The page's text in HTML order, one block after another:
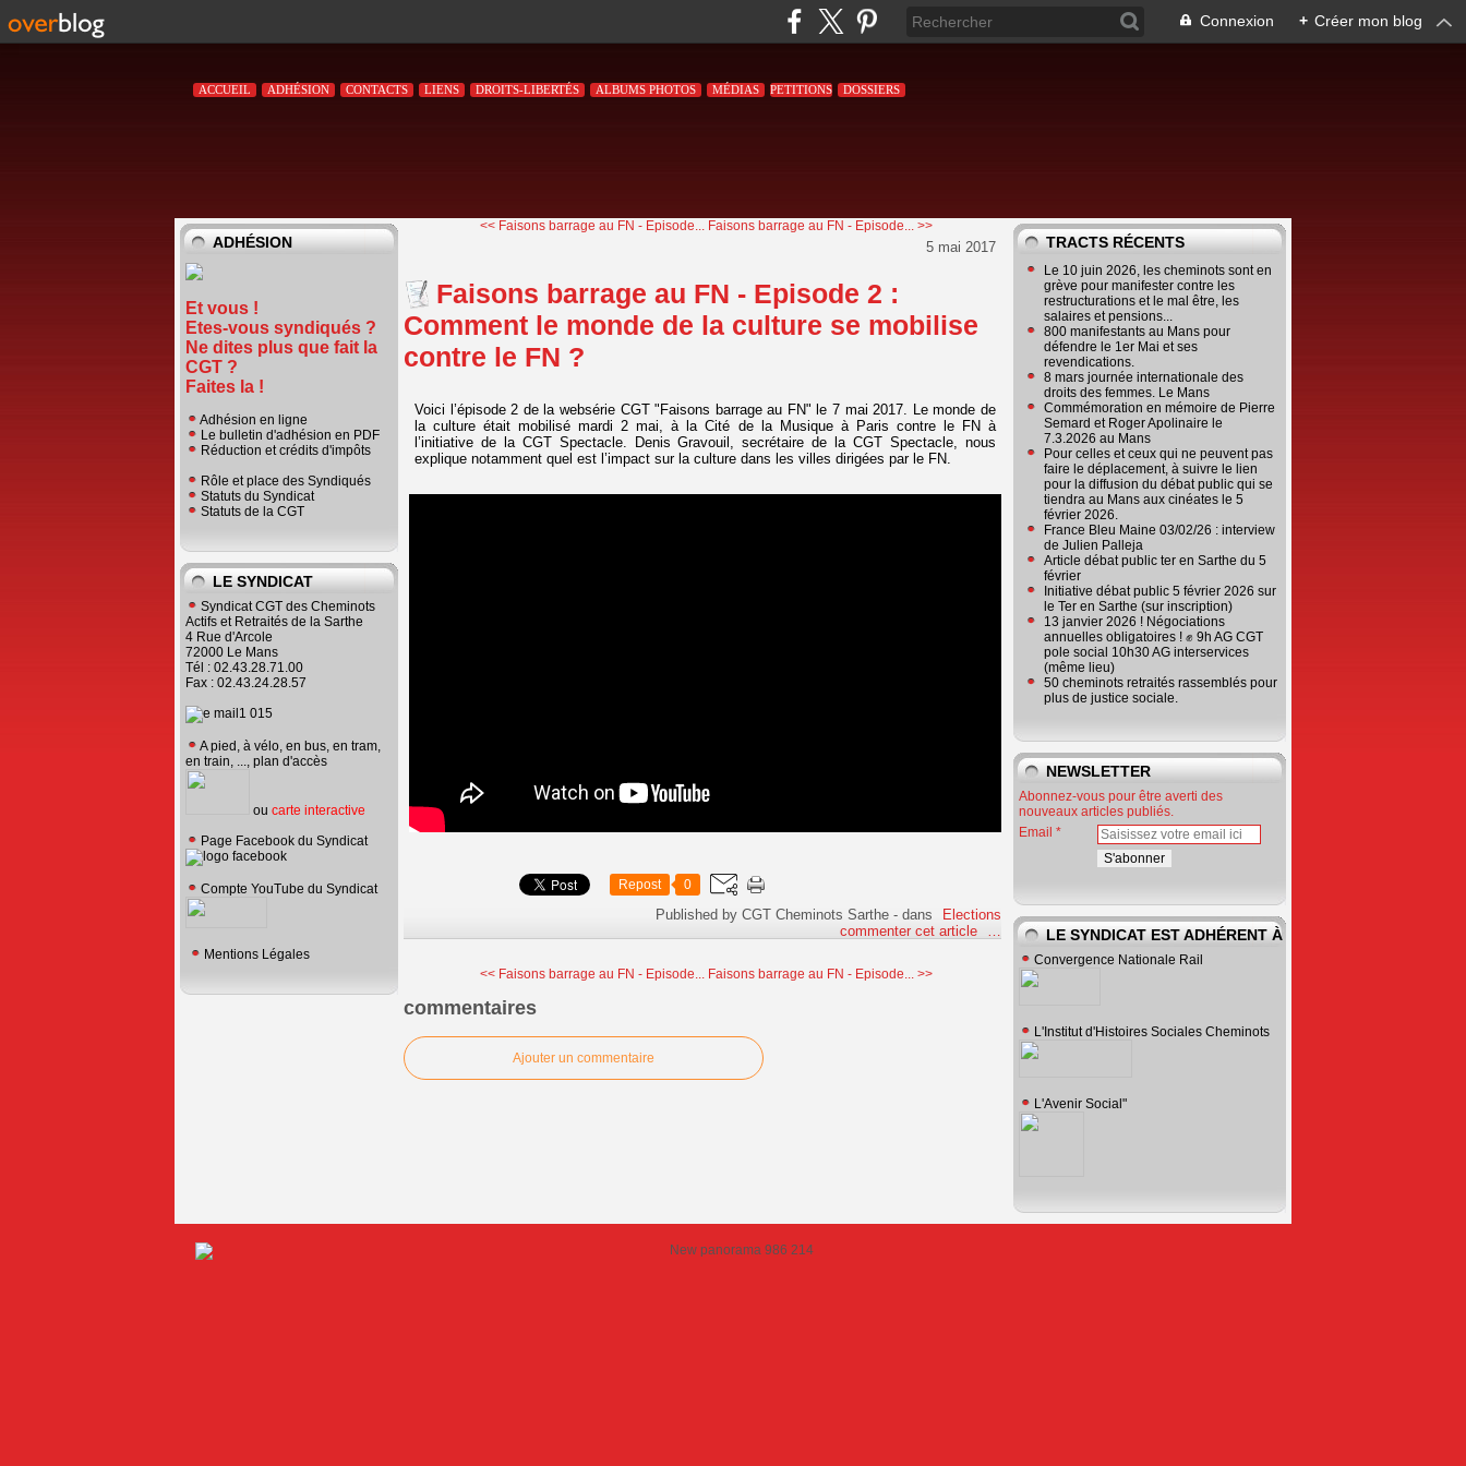
Connexion + Créer mon blog
ACCUEIL ADHÉSION CONTACTS LIENS DROITS-LIBERTÉS ALBUMS PHOTOS MÉDIAS PETITIONS DOSSIERS
ADHÉSION
Et vous !
Etes-vous syndiqués ?
Ne dites plus que fait la
CGT ?
Faites la !
Adhésion en ligne
Le bulletin d'adhésion en PDF
Réduction et crédits d'impôts
Rôle et place des Syndiqués
Statuts du Syndicat
Statuts de la CGT
LE SYNDICAT
Syndicat CGT des Cheminots
Actifs et Retraités de la Sarthe
4 Rue d'Arcole
72000 Le Mans
Tél : 02.43.28.71.00
Fax : 02.43.24.28.57
A pied, à vélo, en bus, en tram,
en train, ..., plan d'accès
ou carte interactive
Page Facebook du Syndicat
Compte YouTube du Syndicat
Mentions Légales
<< Faisons barrage au FN - Episode... Faisons barrage au FN - Episode... >>
5 mai 2017
Faisons barrage au FN - Episode 2 :
Comment le monde de la culture se mobilise
contre le FN ?
Voici l’épisode 2 de la websérie CGT "Faisons barrage au FN" le 7 mai 2017. Le monde de
la culture était mobilisé mardi 2 mai, à la Cité de la Musique à Paris contre le FN à
l’initiative de la CGT Spectacle. Denis Gravouil, secrétaire de la CGT Spectacle, nous
explique notamment quel est l’impact sur la culture dans les villes dirigées par le FN.
Repost 0
Published by CGT Cheminots Sarthe - dans
Elections
commenter cet article
<< Faisons barrage au FN - Episode... Faisons barrage au FN - Episode... >>
commentaires
Ajouter un commentaire
TRACTS RÉCENTS
Le 10 juin 2026, les cheminots sont en
grève pour manifester contre les
restructurations et le mal être, les
salaires et pensions...
800 manifestants au Mans pour
défendre le 1er Mai et ses
revendications.
8 mars journée internationale des
droits des femmes. Le Mans
Commémoration en mémoire de Pierre
Semard et Roger Apolinaire le
7.3.2026 au Mans
Pour celles et ceux qui ne peuvent pas
faire le déplacement, à suivre le lien
pour la diffusion du débat public qui se
tiendra au Mans aux cinéates le 5
février 2026.
France Bleu Maine 03/02/26 : interview
de Julien Palleja
Article débat public ter en Sarthe du 5
février
Initiative débat public 5 février 2026 sur
le Ter en Sarthe (sur inscription)
13 janvier 2026 ! Négociations
annuelles obligatoires ! ✊ 9h AG CGT
pole social 10h30 AG interservices
(même lieu)
50 cheminots retraités rassemblés pour
plus de justice sociale.
NEWSLETTER
Abonnez-vous pour être averti des
nouveaux articles publiés.
Email
LE SYNDICAT EST ADHÉRENT À
Convergence Nationale Rail
L'Institut d'Histoires Sociales Cheminots
L'Avenir Social"